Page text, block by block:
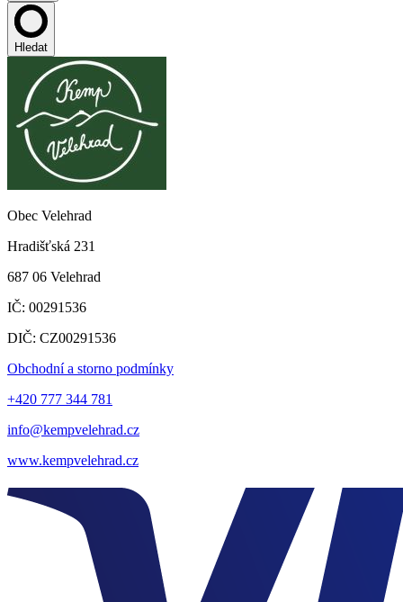
Hledat
Obec Velehrad
Hradišťská 231
687 06 Velehrad
IČ: 00291536
DIČ: CZ00291536
Obchodní a storno podmínky
+420 777 344 781
info@kempvelehrad.cz
www.kempvelehrad.cz